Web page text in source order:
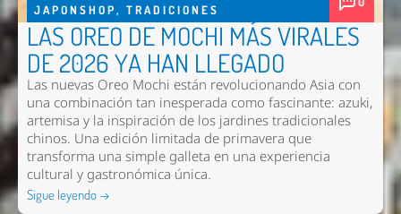
JAPONSHOP, TRADICIONES
LAS OREO DE MOCHI MÁS VIRALES
DE 2026 YA HAN LLEGADO
Las nuevas Oreo Mochi están revolucionando Asia con
una combinación tan inesperada como fascinante: azuki,
artemisa y la inspiración de los jardines tradicionales
chinos. Una edición limitada de primavera que
transforma una simple galleta en una experiencia
cultural y gastronómica única.
Sigue leyendo →